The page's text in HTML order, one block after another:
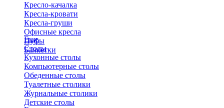
Кресло-качалка
Кресла-кровати
Кресла-груши
Офисные кресла
Пуфы
Банкетки
Еще
Столы
Кухонные столы
Компьютерные столы
Обеденные столы
Туалетные столики
Журнальные столики
​Детские столы